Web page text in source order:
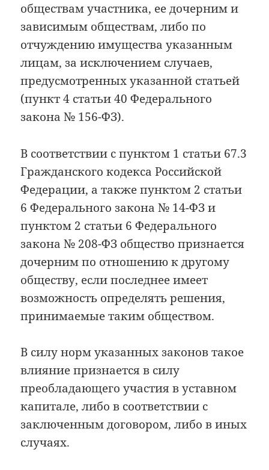
обществам участника, ее дочерним и
зависимым обществам, либо по
отчуждению имущества указанным
лицам, за исключением случаев,
предусмотренных указанной статьей
(пункт 4 статьи 40 Федерального
закона № 156-ФЗ).
В соответствии с пунктом 1 статьи 67.3
Гражданского кодекса Российской
Федерации, а также пунктом 2 статьи
6 Федерального закона № 14-ФЗ и
пунктом 2 статьи 6 Федерального
закона № 208-ФЗ общество признается
дочерним по отношению к другому
обществу, если последнее имеет
возможность определять решения,
принимаемые таким обществом.
В силу норм указанных законов такое
влияние признается в силу
преобладающего участия в уставном
капитале, либо в соответствии с
заключенным договором, либо в иных
случаях.